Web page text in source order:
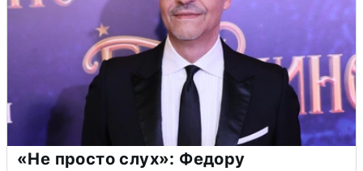
«Не просто слух»: Федору